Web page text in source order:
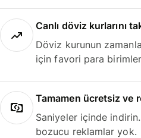
Canlı döviz kurlarını
Döviz kurunun
için favori para
Tamamen ücretsiz ve
Saniyeler içinde
bozucu reklamlar yok.